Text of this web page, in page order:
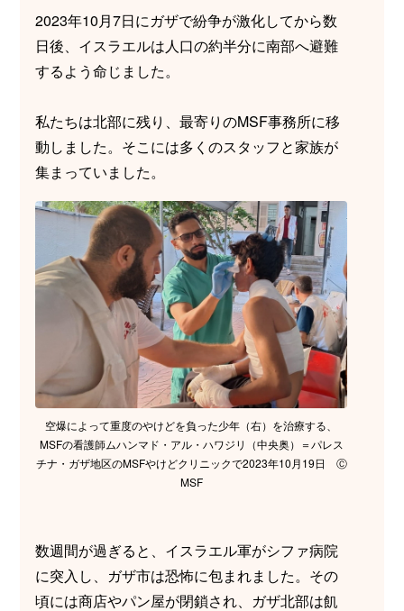
2023年10月7日にガザで紛争が激化してから数
日後、イスラエルは人口の約半分に南部へ避難
するよう命じました。
私たちは北部に残り、最寄りのMSF事務所に移
動しました。そこには多くのスタッフと家族が
集まっていました。
空爆によって重度のやけどを負った少年（右）を治療する、
MSFの看護師ムハンマド・アル・ハワジリ（中央奥）＝パレス
チナ・ガザ地区のMSFやけどクリニックで2023年10月19日 Ⓒ
MSF
数週間が過ぎると、イスラエル軍がシファ病院
に突入し、ガザ市は恐怖に包まれました。その
頃には商店やパン屋が閉鎖され、ガザ北部は飢